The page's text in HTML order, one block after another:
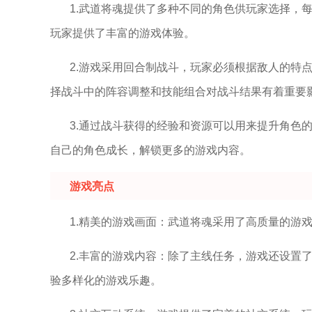
1.武道将魂提供了多种不同的角色供玩家选择，
玩家提供了丰富的游戏体验。
2.游戏采用回合制战斗，玩家必须根据敌人的特
择战斗中的阵容调整和技能组合对战斗结果有着重要
3.通过战斗获得的经验和资源可以用来提升角色
自己的角色成长，解锁更多的游戏内容。
游戏亮点
1.精美的游戏画面：武道将魂采用了高质量的游
2.丰富的游戏内容：除了主线任务，游戏还设置
验多样化的游戏乐趣。